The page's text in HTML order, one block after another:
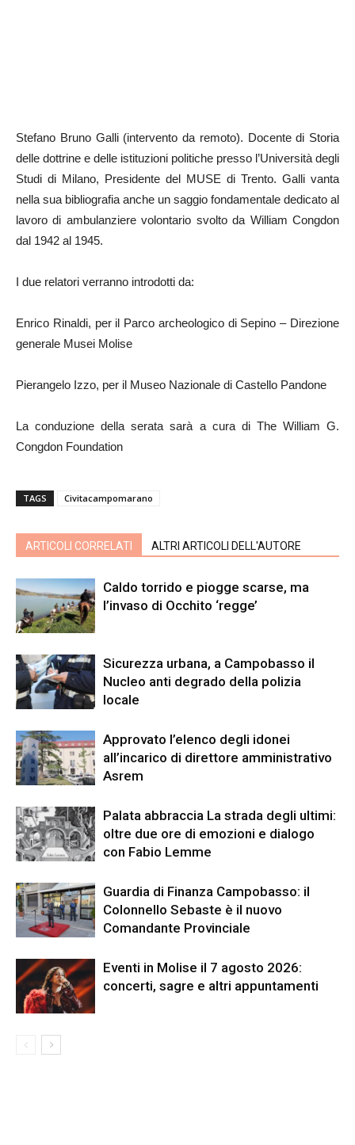
Stefano Bruno Galli (intervento da remoto). Docente di Storia
delle dottrine e delle istituzioni politiche presso l’Università degli
Studi di Milano, Presidente del MUSE di Trento. Galli vanta
nella sua bibliografia anche un saggio fondamentale dedicato al
lavoro di ambulanziere volontario svolto da William Congdon
dal 1942 al 1945.
I due relatori verranno introdotti da:
Enrico Rinaldi, per il Parco archeologico di Sepino – Direzione
generale Musei Molise
Pierangelo Izzo, per il Museo Nazionale di Castello Pandone
La conduzione della serata sarà a cura di The William G.
Congdon Foundation
TAGS Civitacampomarano
ARTICOLI CORRELATI ALTRI ARTICOLI DELL'AUTORE
Caldo torrido e piogge scarse, ma
l’invaso di Occhito ‘regge’
Sicurezza urbana, a Campobasso il
Nucleo anti degrado della polizia
locale
Approvato l’elenco degli idonei
all’incarico di direttore amministrativo
Asrem
Palata abbraccia La strada degli ultimi:
oltre due ore di emozioni e dialogo
con Fabio Lemme
Guardia di Finanza Campobasso: il
Colonnello Sebaste è il nuovo
Comandante Provinciale
Eventi in Molise il 7 agosto 2026:
concerti, sagre e altri appuntamenti